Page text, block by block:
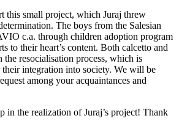
this small project, which Juraj threw
The boys from the Salesian
c.a. through children adoption program
to their heart’s content. Both calcetto and
resocialisation process, which is
integration into society. We will be
among your acquaintances and
in the realization of Juraj’s project! Thank